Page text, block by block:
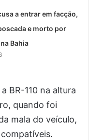
a entrar em facção,
e morto por
Bahia
BR-110 na altura
quando foi
mala do veículo,